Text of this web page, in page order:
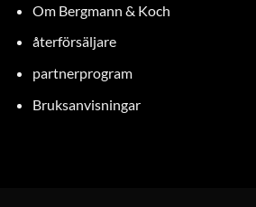
Om Bergmann & Koch
återförsäljare
partnerprogram
Bruksanvisningar